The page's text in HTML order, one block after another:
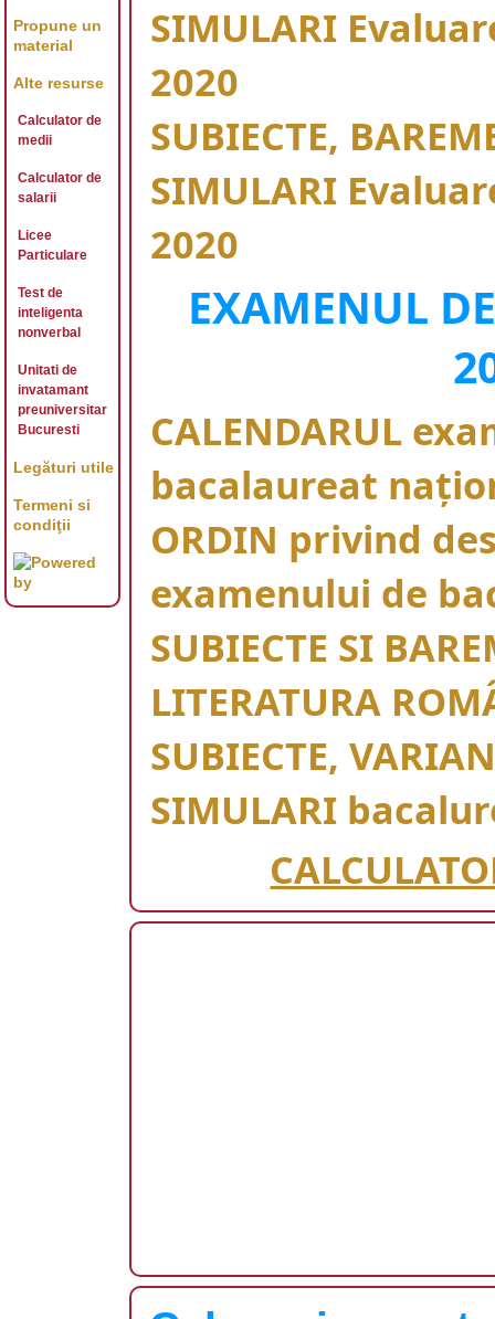
SIMULARI
2020
SUBIECTE,
SIMULARI
2020
EXAMENUL
CALENDARUL
bacalaureat
ORDIN privind
examenului de
SUBIECTE SI
LITERATURA
SUBIECTE,
SIMULARI
Propune un
material
Alte resurse
Calculator de
medii
Calculator de
salarii
Licee
Particulare
Test de
inteligenta
nonverbal
Unitati de
invatamant
preuniversitar
Bucuresti
Legături utile
Termeni si
condiţii